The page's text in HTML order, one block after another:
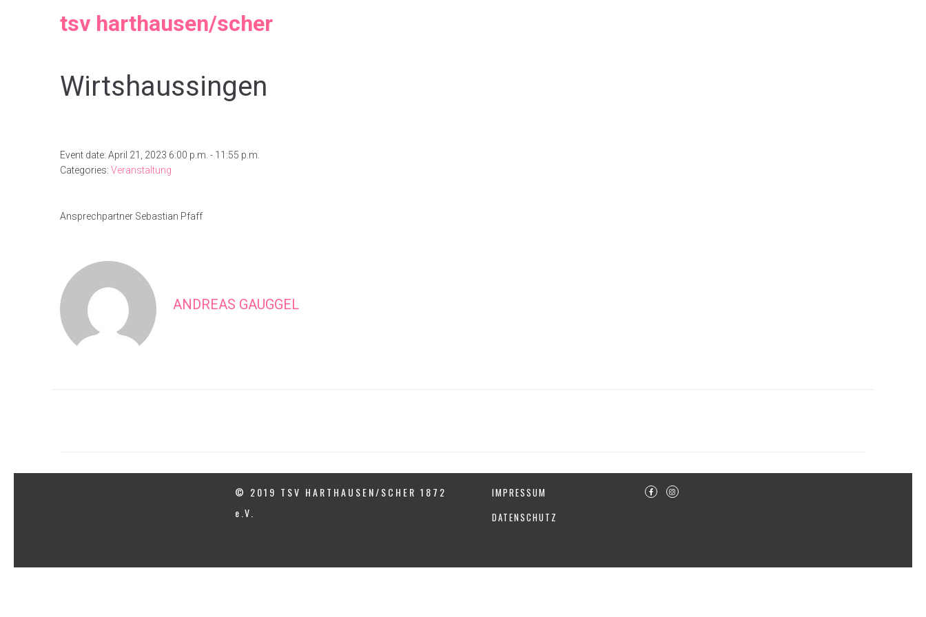
tsv harthausen/scher
Wirtshaussingen
Event date: April 21, 2023 6:00 p.m. - 11:55 p.m.
Categories: Veranstaltung
Ansprechpartner Sebastian Pfaff
ANDREAS GAUGGEL
© 2019 TSV HARTHAUSEN/SCHER 1872
e.V.
IMPRESSUM
DATENSCHUTZ